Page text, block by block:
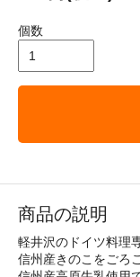
個数
商品の説明
軽井沢のドイツ料理
信州産きのこをごろ